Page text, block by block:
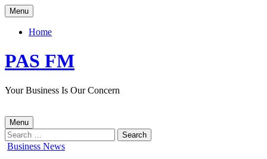
Skip
to
content
Menu
Home
PAS FM
Your Business Is Our Concern
Menu
Search
for:
Posted
Business News